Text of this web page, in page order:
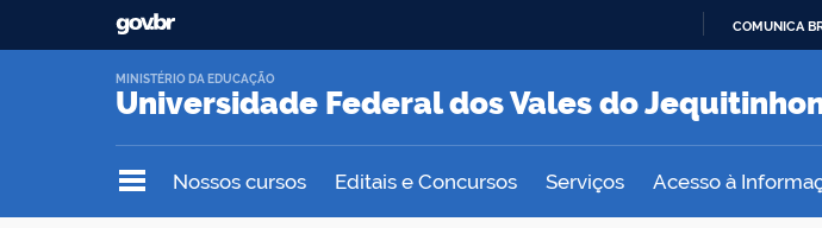
O
COMUNICA
Universidade Federal dos Vales do
MINISTÉRIO DA EDUCAÇÃO
Nossos cursos Editais e Concursos Serviços Acesso à